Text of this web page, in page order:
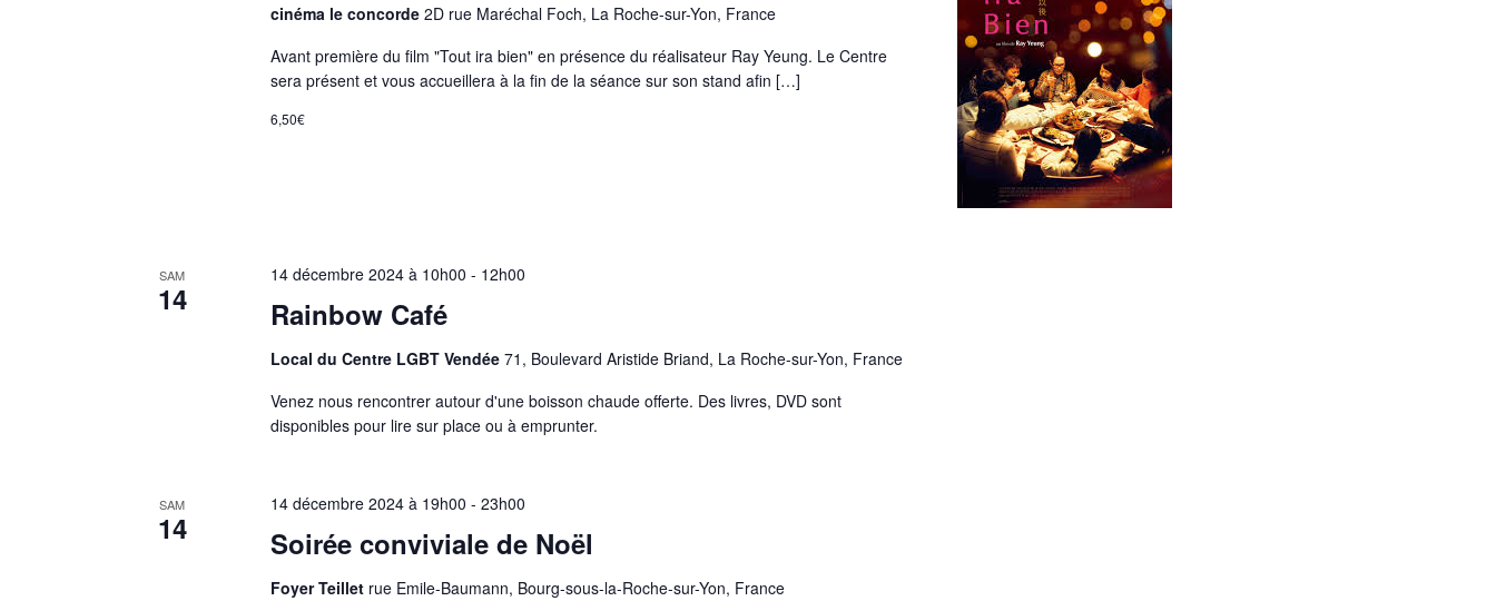
cinéma le concorde2D rue Maréchal Foch, La Roche-sur-Yon, France
Avant première du film "Tout ira bien" en présence du réalisateur Ray Yeung. Le Centre
sera présent et vous accueillera à la fin de la séance sur son stand afin […]
6,50€
SAM
14 Rainbow Café
14 décembre 2024 à 10h00 - 12h00
Local du Centre LGBT Vendée71, Boulevard Aristide Briand, La Roche-sur-Yon, France
Venez nous rencontrer autour d'une boisson chaude offerte. Des livres, DVD sont
disponibles pour lire sur place ou à emprunter.
SAM
14 Soirée conviviale de Noël
14 décembre 2024 à 19h00 -23h00
Foyer Teillet rue Emile-Baumann, Bourg-sous-la-Roche-sur-Yon, France